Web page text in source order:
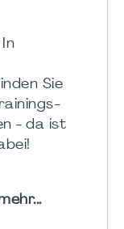
In
Sie
- da ist